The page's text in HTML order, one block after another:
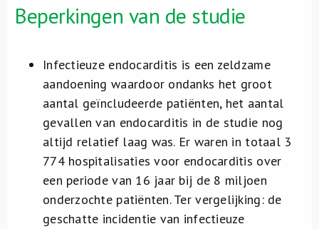
Beperkingen van de studie
Infectieuze endocarditis is een zeldzame
aandoening waardoor ondanks het groot
aantal geïncludeerde patiënten, het aantal
gevallen van endocarditis in de studie nog
altijd relatief laag was. Er waren in totaal 3
774 hospitalisaties voor endocarditis over
een periode van 16 jaar bij de 8 miljoen
onderzochte patiënten. Ter vergelijking: de
geschatte incidentie van infectieuze